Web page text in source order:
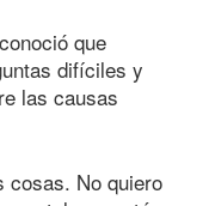
que
difíciles y
las causas
cosas. No quiero